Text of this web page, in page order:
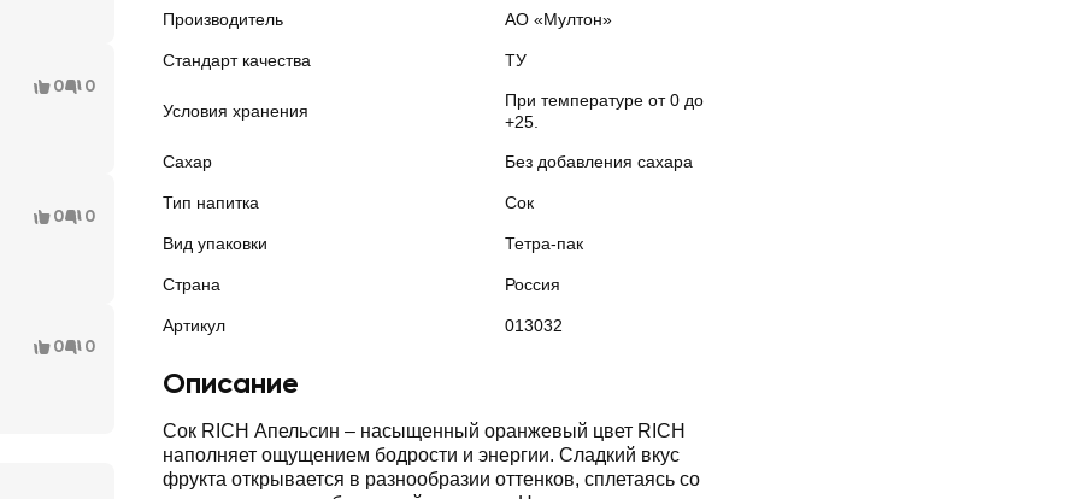
Производитель АО «Мултон»
Стандарт качества ТУ
Условия хранения
При температуре от 0 до
+25.
Сахар Без добавления сахара
Тип напитка Сок
Вид упаковки Тетра-пак
Страна Россия
Артикул 013032
Описание
Сок RICH Апельсин ‒ насыщенный оранжевый цвет RICH
наполняет ощущением бодрости и энергии. Сладкий вкус
фрукта открывается в разнообразии оттенков, сплетаясь со
0 0
0 0
0 0